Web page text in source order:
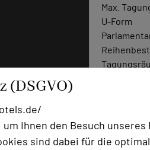
(DSGVO)
Ihnen den Besuch unseres
sind dabei für die
Max.
U-Form
Zimmer